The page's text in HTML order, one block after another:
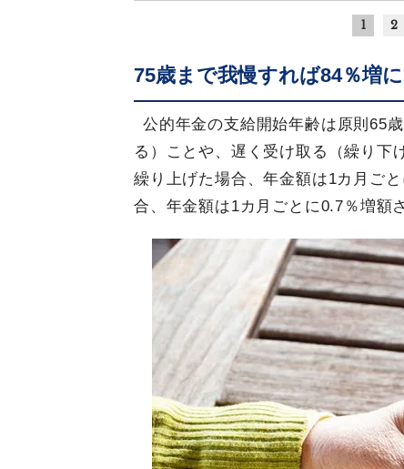
1 2
75歳まで我慢すれば84％増
公的年金の支給開始年齢は原則65
る）ことや、遅く受け取る（繰り下
繰り上げた場合、年金額は1カ月ご
合、年金額は1カ月ごとに0.7％増額